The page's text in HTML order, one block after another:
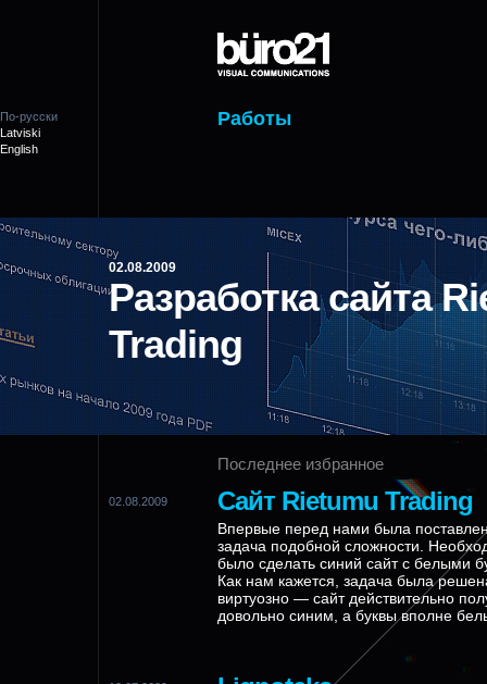
Работы
По-русски
Latviski
English
02.08.2009
Разработка сайта
Trading
Последнее избранное
Сайт Rietumu Trading
02.08.2009
Впервые перед нами была
задача подобной сложности.
было сделать синий сайт с белыми
Как нам кажется, задача была
виртуозно — сайт действительно
довольно синим, а буквы вполне